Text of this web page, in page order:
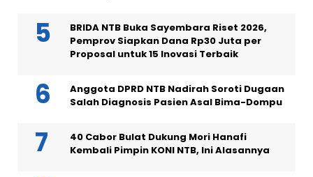
BRIDA NTB Buka Sayembara Riset 2026,
Pemprov Siapkan Dana Rp30 Juta per
Proposal untuk 15 Inovasi Terbaik
Anggota DPRD NTB Nadirah Soroti Dugaan
Salah Diagnosis Pasien Asal Bima-Dompu
40 Cabor Bulat Dukung Mori Hanafi
Kembali Pimpin KONI NTB, Ini Alasannya